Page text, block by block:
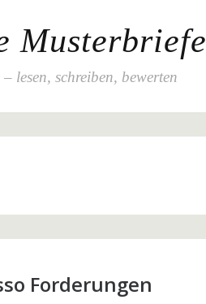
Musterbriefe
lesen, schreiben, bewerten
Forderungen